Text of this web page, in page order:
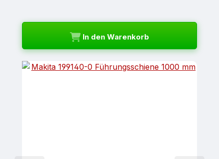
In den Warenkorb